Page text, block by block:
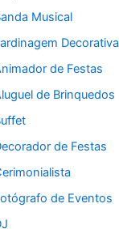
Musical
Decorativa
de Festas
de Brinquedos
de Festas
de Eventos